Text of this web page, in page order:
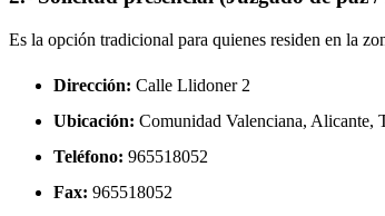
Es la opción tradicional para quienes residen en la
Dirección: Calle Llidoner 2
Ubicación: Comunidad Valenciana, Alicante,
Teléfono: 965518052
Fax: 965518052